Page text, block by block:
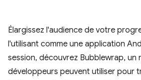
Élargissez l'audience de votre
l'utilisant comme une application
session, découvrez Bubblewrap, un
développeurs peuvent utiliser pour